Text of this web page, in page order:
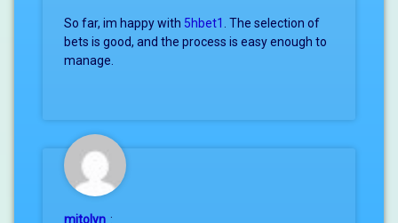
So far, im happy with 5hbet1 . The selection of
bets is good, and the process is easy enough to
manage.
mitolyn :